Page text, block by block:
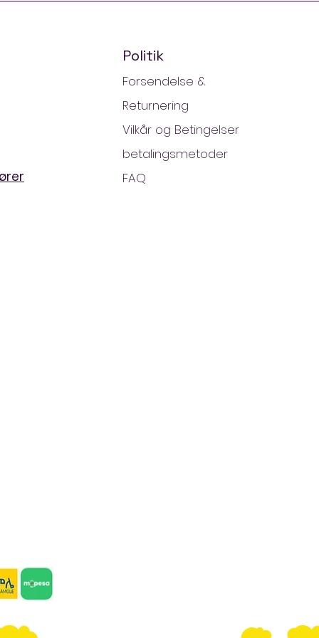
Politik
Forsendelse &
Returnering
Vilkår og Betingelser
betalingsmetoder
FAQ